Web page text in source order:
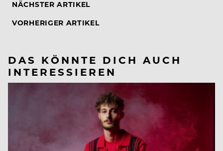
NÄCHSTER ARTIKEL
VORHERIGER ARTIKEL
DAS KÖNNTE DICH AUCH
INTERESSIEREN